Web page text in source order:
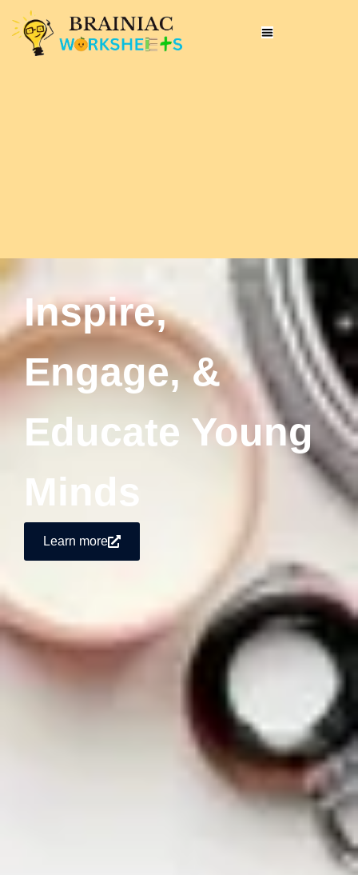
Inspire,
Engage, &
Educate Young
Minds
Learn more